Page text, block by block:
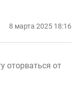
8 марта 2025 18:16
оторваться от